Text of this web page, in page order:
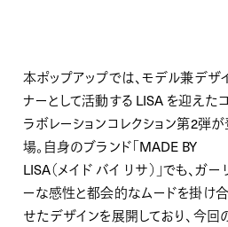
本ポップアップでは、モデル兼デザ
ナーとして活動する LISA を迎えたコ
ラボレーションコレクション第2弾
場。自身のブランド「MADE BY
LISA（メイド バイ リサ）」でも、ガー
ーな感性と都会的なムードを掛け
せたデザインを展開しており、今回